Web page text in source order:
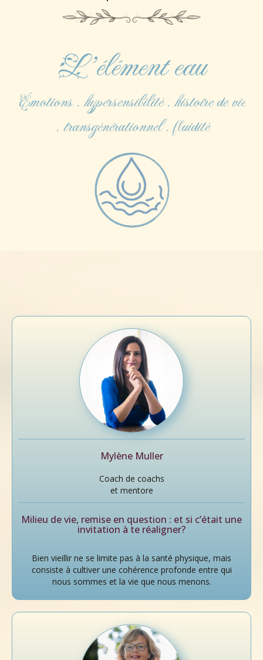
L'élément eau
Émotions . hypersensibilité . histoire de vie
. transgénérationnel . fluidité
Mylène Muller
Coach de coachs
et mentore
Milieu de vie, remise en question : et si c’était une
invitation à te réaligner?
Bien vieillir ne se limite pas à la santé physique, mais
consiste à cultiver une cohérence profonde entre qui
nous sommes et la vie que nous menons.